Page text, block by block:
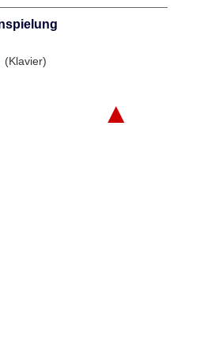
(Klavier)
▲